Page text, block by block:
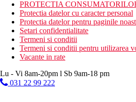
4,5 km
Distanta de cel mai apropiat aeroport
500 m
Centrul orasului
150 m
Plaja
PROTECTIA
Protectia datelor cu caracter personal
Protectia datelor pentru paginile
Setari confidentialitate
Termeni si conditii
Termeni si conditii pentru utilizarea
Vacante in rate
Lu - Vi 8am-20pm l Sb 9am-18 pm
031 22 99 222